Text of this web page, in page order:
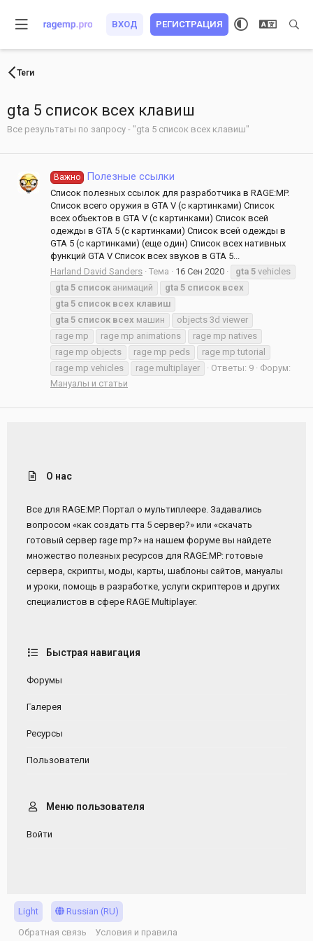
ВХОД РЕГИСТРАЦИЯ
Теги
gta 5 список всех клавиш
Все результаты по запросу - "gta 5 список всех клавиш"
Важно Полезные ссылки
Список полезных ссылок для разработчика в RAGE:MP.
Список всего оружия в GTA V (с картинками) Список
всех объектов в GTA V (с картинками) Список всей
одежды в GTA 5 (с картинками) Список всей одежды в
GTA 5 (с картинками) (еще один) Список всех нативных
функций GTA V Список всех звуков в GTA 5...
Harland David Sanders Тема 16 Сен 2020 gta 5 vehicles
gta 5 список анимаций gta 5 список всех
gta 5 список всех клавиш
gta 5 список всех машин
objects 3d viewer
rage mp
rage mp animations
rage mp natives
rage mp objects
rage mp peds
rage mp tutorial
rage mp vehicles
rage multiplayer Ответы: 9
Форум:
Мануалы и статьи
О нас
Все для RAGE:MP. Портал о мультиплеере. Задавались
вопросом «как создать гта 5 сервер?» или «скачать
готовый сервер rage mp?» на нашем форуме вы найдете
множество полезных ресурсов для RAGE:MP: готовые
сервера, скрипты, моды, карты, шаблоны сайтов, мануалы
и уроки, помощь в разработке, услуги скриптеров и других
специалистов в сфере RAGE Multiplayer.
Быстрая навигация
Форумы
Галерея
Ресурсы
Пользователи
Меню пользователя
Войти
Light
Russian (RU)
Обратная связь
Условия и правила